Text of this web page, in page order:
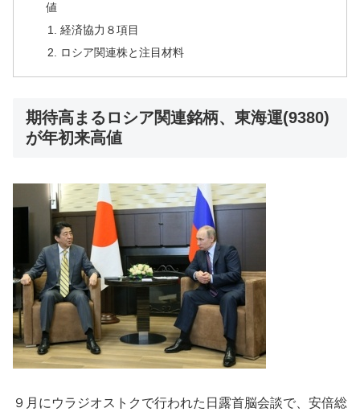
値
経済協力８項目
ロシア関連株と注目材料
期待高まるロシア関連銘柄、東海運(9380)
が年初来高値
９月にウラジオストクで行われた日露首脳会談で、安倍総